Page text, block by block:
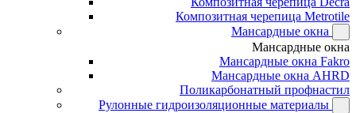
Композитная черепица Metrotile
Мансардные окна
Мансардные окна
Мансардные окна Fakro
Мансардные окна AHRD
Поликарбонатный профнастил
Рулонные гидроизоляционные материалы